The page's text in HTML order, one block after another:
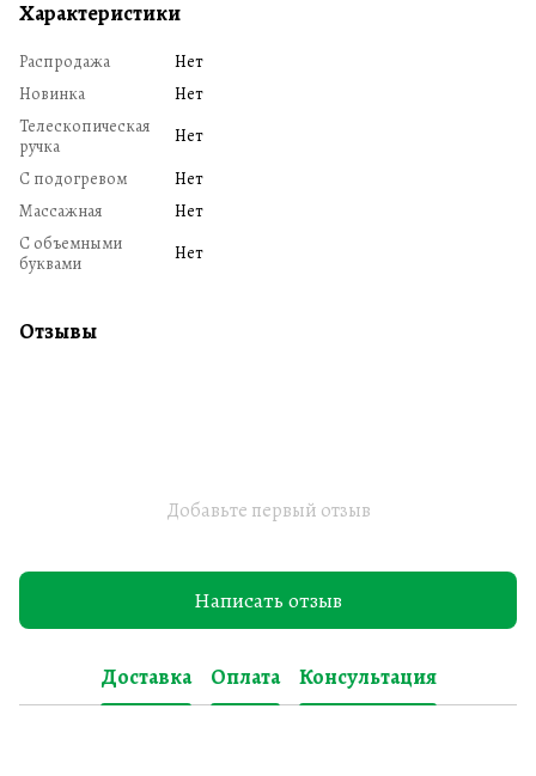
Характеристики
Распродажа
Нет
Новинка
Нет
Телескопическая
ручка
Нет
С подогревом
Нет
Массажная
Нет
С объемными
буквами
Нет
Отзывы
Добавьте первый отзыв
Написать отзыв
Доставка Оплата Консультация